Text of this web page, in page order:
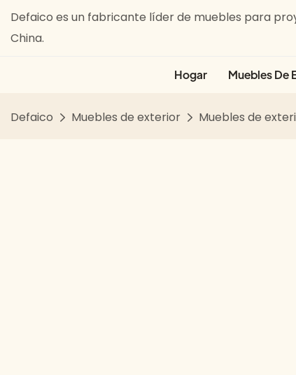
Defaico es un fabricante líder de muebles para
China.
Hogar Muebles De
Defaico Muebles de exterior Muebles de